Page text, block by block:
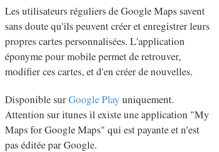
Les utilisateurs réguliers de Google Maps savent
sans doute qu'ils peuvent créer et enregistrer leurs
propres cartes personnalisées. L'application
éponyme pour mobile permet de retrouver,
modifier ces cartes, et d'en créer de nouvelles.
Disponible surGoogle Play uniquement.
Attention sur itunes il existe une application "My
Maps for Google Maps" qui est payante et n'est
pas éditée par Google.